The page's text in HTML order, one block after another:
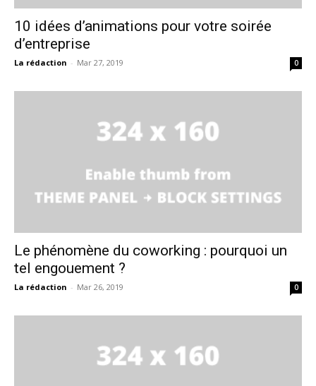
10 idées d’animations pour votre soirée
d’entreprise
La rédaction - Mar 27, 2019 0
Le phénomène du coworking : pourquoi un
tel engouement ?
La rédaction - Mar 26, 2019 0